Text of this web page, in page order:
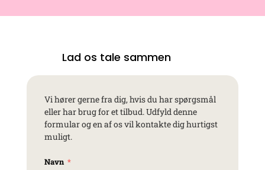
Lad os tale sammen
Vi hører gerne fra dig, hvis du har spørgsmål
eller har brug for et tilbud. Udfyld denne
formular og en af os vil kontakte dig hurtigst
muligt.
Navn